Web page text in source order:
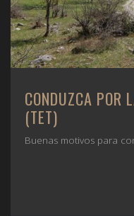
CONDUZCA POR
(TET)
Buenas motivos para